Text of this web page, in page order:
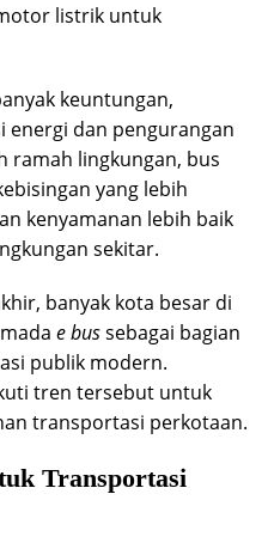
listrik untuk
keuntungan,
energi dan pengurangan
ramah lingkungan, bus
yang lebih
kenyamanan lebih baik
sekitar.
banyak kota besar di
e bussebagai bagian
publik modern.
tren tersebut untuk
transportasi perkotaan.
Transportasi